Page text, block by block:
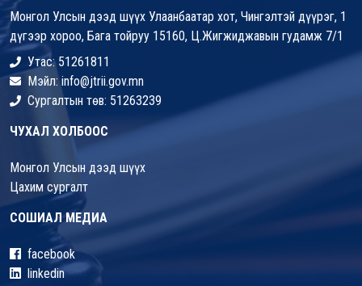
Монгол Улсын дээд шүүх Улаанбаатар хот, Чингэлтэй дүүрэг, 1
дүгээр хороо, Бага тойруу 15160, Ц.Жигжиджавын гудамж 7/1
Утас: 51261811
Мэйл: info@jtrii.gov.mn
Сургалтын төв: 51263239
ЧУХАЛ ХОЛБООС
Монгол Улсын дээд шүүх
Цахим сургалт
СОШИАЛ МЕДИА
facebook
linkedin